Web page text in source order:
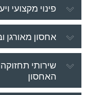
פינוי מקצועי
אחסון מאורגן
שירותי
האחסון